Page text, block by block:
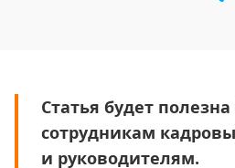
Статья будет
сотрудникам
и руководителям.